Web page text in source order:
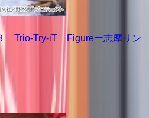
Trio-Try-iT Figureー志摩リン